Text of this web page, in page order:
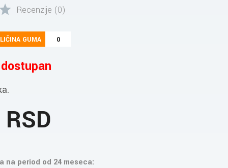
Recenzije (0)
GUMA 0
na period od 24 meseca: